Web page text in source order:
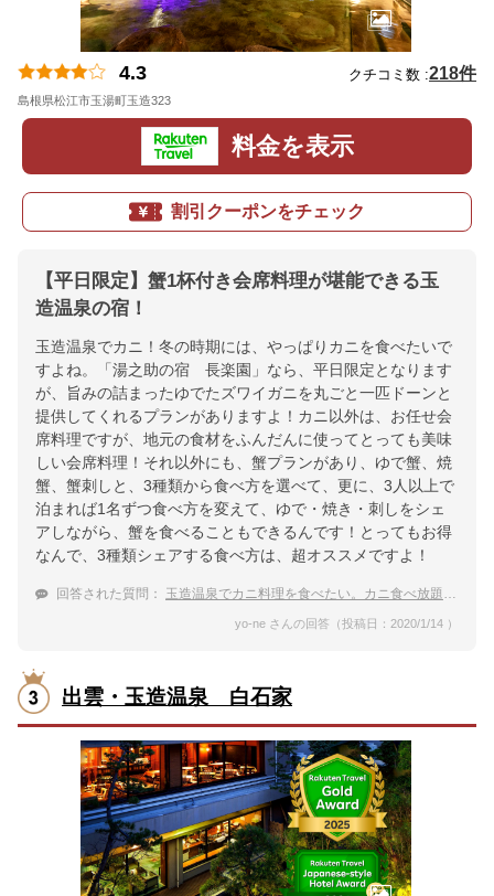
4.3 クチコミ数 :218件
島根県松江市玉湯町玉造323
料金を表示
割引クーポンをチェック
【平日限定】蟹1杯付き会席料理が堪能できる玉
造温泉の宿！
玉造温泉でカニ！冬の時期には、やっぱりカニを食べたいで
すよね。「湯之助の宿 長楽園」なら、平日限定となります
が、旨みの詰まったゆでたズワイガニを丸ごと一匹ドーンと
提供してくれるプランがありますよ！カニ以外は、お任せ会
席料理ですが、地元の食材をふんだんに使ってとっても美味
しい会席料理！それ以外にも、蟹プランがあり、ゆで蟹、焼
蟹、蟹刺しと、3種類から食べ方を選べて、更に、3人以上で
泊まれば1名ずつ食べ方を変えて、ゆで・焼き・刺しをシェ
アしながら、蟹を食べることもできるんです！とってもお得
なんで、3種類シェアする食べ方は、超オススメですよ！
回答された質問： 玉造温泉でカニ料理を食べたい。カニ食べ放題などがお得な宿を知りませんか？
yo-ne さんの回答（投稿日：2020/1/14 ）
出雲・玉造温泉 白石家